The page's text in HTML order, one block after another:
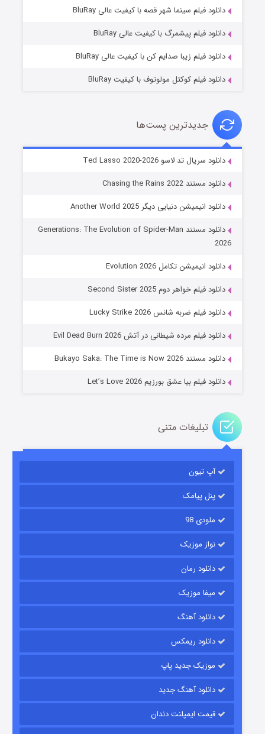
خاندان اژدها فصل ۳
جادوگری در مغولستان
باب اسفنجی فصل ۱۷
قسمت۶ (زیرنویس) منتشر شد
قسمت۱۵ (دوبله) منتشر شد
دانلود فیلم سینما شهر قصه با کیفیت عالی BluRay
دانلود فیلم پیشمرگ با کیفیت عالی BluRay
دانلود فیلم زیبا صدایم کن با کیفیت عالی BluRay
دانلود فیلم کوکتل مولوتوف با کیفیت BluRay
جدیدترین پست‌ها
دانلود سریال تد لاسو Ted Lasso 2020-2026
دانلود مستند Chasing the Rains 2022
دانلود انیمیشن دنیایی دیگر Another World 2025
دانلود مستند Generations: The Evolution of Spider-Man
2026
دانلود انیمیشن تکامل Evolution 2026
دانلود فیلم خواهر دوم Second Sister 2025
دانلود فیلم ضربه شانس Lucky Strike 2026
دانلود فیلم مرده شیطانی در آتش Evil Dead Burn 2026
دانلود مستند Bukayo Saka: The Time is Now 2026
دانلود فیلم بیا عشق بورزیم Let’s Love 2026
تبلیغات متنی
آپ تیون
پنل پیامک
ملودی 98
نواز موزیک
دانلود رمان
میفا موزیک
دانلود آهنگ
دانلود ریمکس
موزیک جدید پاپ
دانلود آهنگ جدید
قیمت ایمپلنت دندان